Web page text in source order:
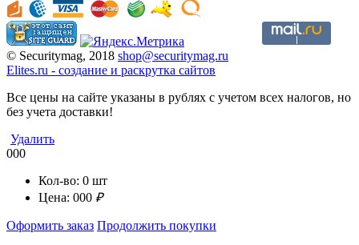
© Securitymag, 2018 shop@securitymag.ru
Elites.ru - cоздание и раскрутка сайтов
Все цены на сайте указаны в рублях с учетом всех налогов, но
без учета доставки!
Удалить
000
Кол-во: 0 шт
Цена: 000 ₽
Оформить заказ Продолжить покупки